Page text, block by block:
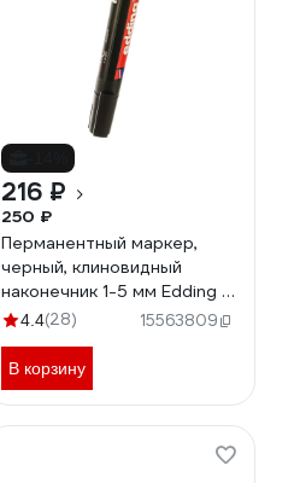
216 ₽
250 ₽
Перманентный маркер,
черный, клиновидный
наконечник 1-5 мм Edding E-
330-1
4.4(28) 15563809
В корзину